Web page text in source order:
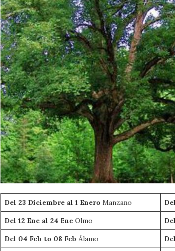
Del 23 Diciembre al 1 Enero Manzano
Del 12 Ene al 24 Ene Olmo
Del 04 Feb to 08 Feb Álamo